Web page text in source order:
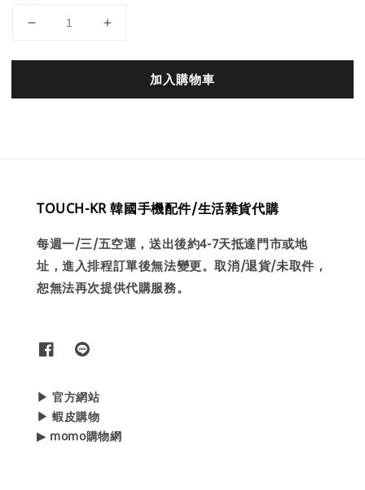
加入購物車
TOUCH-KR 韓國手機配件/生活雜貨代購
每週一/三/五空運，送出後約4-7天抵達門市或地
址，進入排程訂單後無法變更。取消/退貨/未取件，
恕無法再次提供代購服務。
▶ 官方網站
▶ 蝦皮購物
▶ momo購物網